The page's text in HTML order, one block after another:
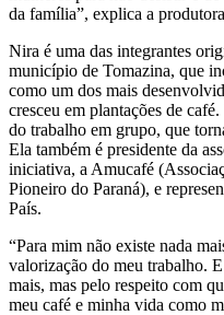
da família”, explica a
Nira é uma das integrantes
município de Tomazina, que
como um dos mais
cresceu em plantações de
do trabalho em grupo, que
Ela também é presidente da
iniciativa, a Amucafé
Pioneiro do Paraná), e
País.
“Para mim não existe nada
valorização do meu trabalho.
mais, mas pelo respeito com
meu café e minha vida como